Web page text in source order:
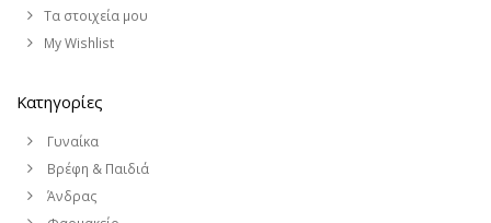
Τα στοιχεία μου
My Wishlist
Κατηγορίες
Γυναίκα
Βρέφη & Παιδιά
Άνδρας